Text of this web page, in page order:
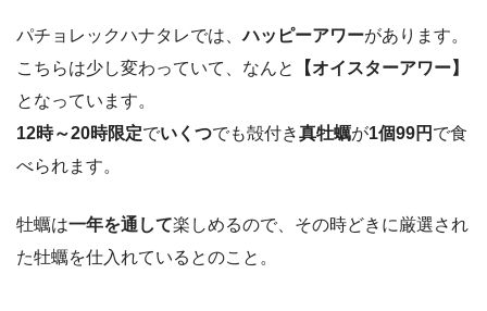
パチョレックハナタレでは、ハッピーアワーがあります。
こちらは少し変わっていて、なんと
【オイスターアワー】
となっています。
12時～20時限定でいくつでも殻付き真牡蠣が1個99円 で食
べられます。
牡蠣は一年を通して楽しめるので、その時どきに厳選され
た牡蠣を仕入れているとのこと。